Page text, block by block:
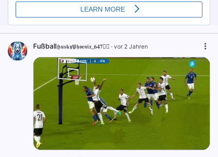
Fußball𝕳𝖚𝖘𝖐𝖞𝕻𝖍𝖔𝖊𝖓𝖎𝖝_𝟔𝟒𝟕🐦‍🔥 · vor 2 Jahren